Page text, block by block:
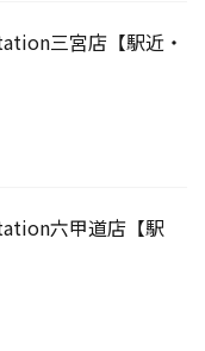
三宮店【駅近・
六甲道店【駅